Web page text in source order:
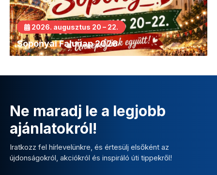
2026. augusztus 20 – 22.
Soponyai Falunap 2026
Ne maradj le a legjobb
ajánlatokról!
Iratkozz fel hírlevelünkre, és értesülj elsőként az
újdonságokról, akciókról és inspiráló úti tippekről!